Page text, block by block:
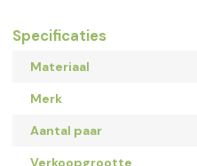
Specificaties
Materiaal
Merk
Aantal paar